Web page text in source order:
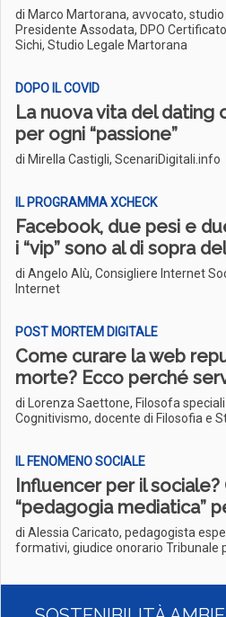
di Marco Martorana, avvocato,
Presidente Assodata, DPO
Sichi, Studio Legale Martorana
DOPO IL COVID
La nuova vita del dating
per ogni “passione”
di Mirella Castigli, ScenariDigitali.info
IL PROGRAMMA XCHECK
Facebook, due pesi e
i “vip” sono al di sopra
di Angelo Alù, Consigliere Internet
Internet
POST MORTEM DIGITALE
Come curare la web
morte? Ecco perché
di Lorenza Saettone, Filosofa
Cognitivismo, docente di Filosofia e
IL FENOMENO SOCIALE
Influencer per il sociale?
“pedagogia mediatica”
di Alessia Caricato, pedagogista
formativi, giudice onorario Tribunale